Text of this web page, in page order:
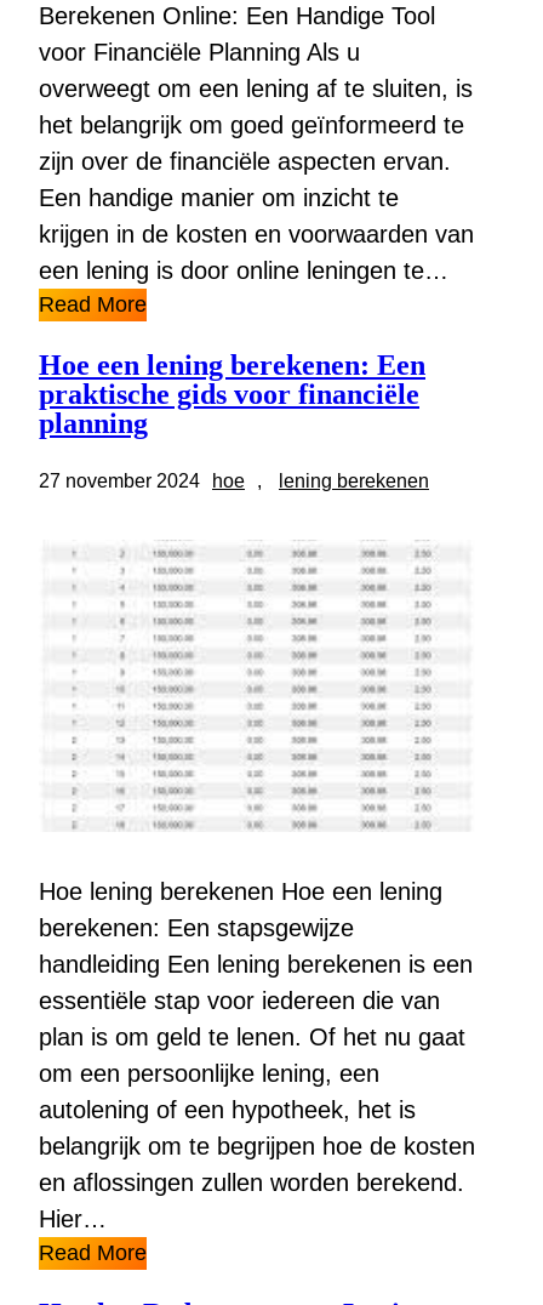
Berekenen Online: Een Handige Tool
voor Financiële Planning Als u
overweegt om een lening af te sluiten, is
het belangrijk om goed geïnformeerd te
zijn over de financiële aspecten ervan.
Een handige manier om inzicht te
krijgen in de kosten en voorwaarden van
een lening is door online leningen te…
Read More
Hoe een lening berekenen: Een
praktische gids voor financiële
planning
27 november 2024 hoe , lening berekenen
Hoe lening berekenen Hoe een lening
berekenen: Een stapsgewijze
handleiding Een lening berekenen is een
essentiële stap voor iedereen die van
plan is om geld te lenen. Of het nu gaat
om een persoonlijke lening, een
autolening of een hypotheek, het is
belangrijk om te begrijpen hoe de kosten
en aflossingen zullen worden berekend.
Hier…
Read More